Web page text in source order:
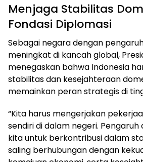
Menjaga Stabilitas
Fondasi Diplomasi
Sebagai negara dengan
meningkat di kancah global,
menegaskan bahwa Indonesia
stabilitas dan kesejahteraan
memainkan peran strategis di
“Kita harus mengerjakan
sendiri di dalam negeri.
kita untuk berkontribusi dalam
saling berhubungan dengan